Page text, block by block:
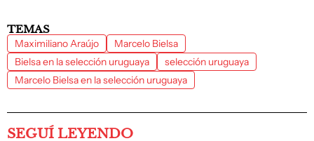
TEMAS
Maximiliano Araújo
Marcelo Bielsa
Bielsa en la selección uruguaya
selección uruguaya
Marcelo Bielsa en la selección uruguaya
SEGUÍ LEYENDO